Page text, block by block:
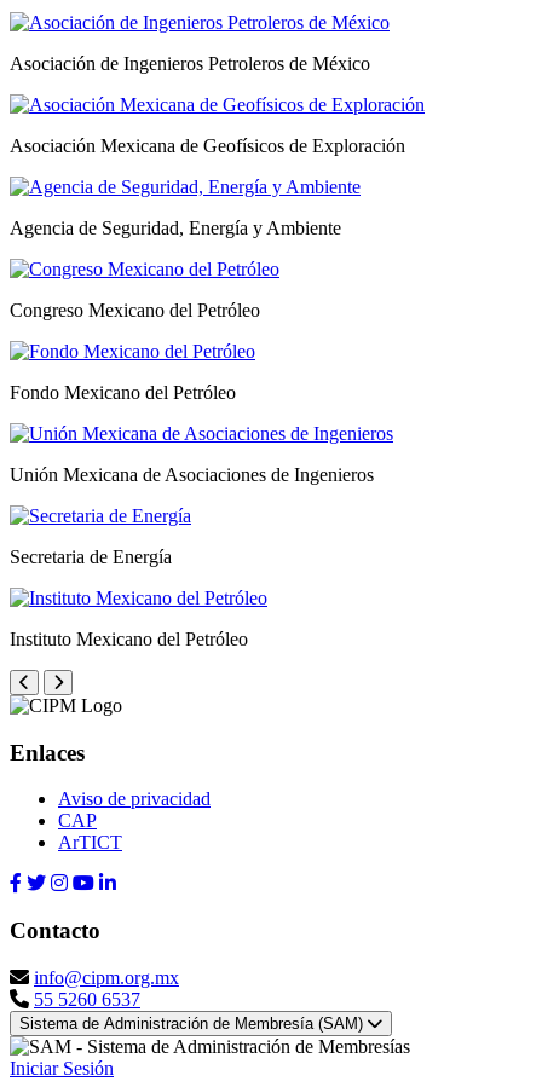
Asociación de Ingenieros Petroleros de México
Asociación Mexicana de Geofísicos de Exploración
Agencia de Seguridad, Energía y Ambiente
Congreso Mexicano del Petróleo
Fondo Mexicano del Petróleo
Unión Mexicana de Asociaciones de Ingenieros
Secretaria de Energía
Instituto Mexicano del Petróleo
Enlaces
Aviso de privacidad
CAP
ArTICT
Contacto
info@cipm.org.mx
55 5260 6537
Sistema de Administración de Membresía (SAM)
Iniciar Sesión